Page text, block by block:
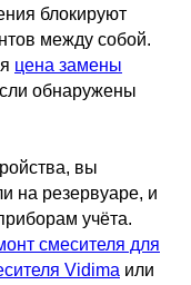
блокируют
между собой.
цена замены
обнаружены
вы
на резервуаре, и
учёта.
смесителя для
Vidima или